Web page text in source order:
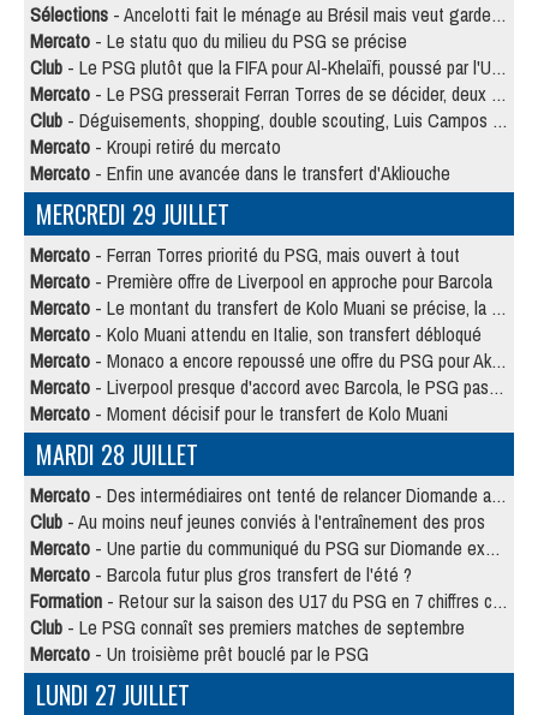
Sélections - Ancelotti fait le ménage au Brésil mais veut garder Marquinhos
Mercato - Le statu quo du milieu du PSG se précise
Club - Le PSG plutôt que la FIFA pour Al-Khelaïfi, poussé par l'UEFA ?
Mercato - Le PSG presserait Ferran Torres de se décider, deux pistes de secours
Club - Déguisements, shopping, double scouting, Luis Campos dévoile ses méthodes
Mercato - Kroupi retiré du mercato
Mercato - Enfin une avancée dans le transfert d'Akliouche
MERCREDI 29 JUILLET
Mercato - Ferran Torres priorité du PSG, mais ouvert à tout
Mercato - Première offre de Liverpool en approche pour Barcola
Mercato - Le montant du transfert de Kolo Muani se précise, la formule aussi
Mercato - Kolo Muani attendu en Italie, son transfert débloqué
Mercato - Monaco a encore repoussé une offre du PSG pour Akliouche
Mercato - Liverpool presque d'accord avec Barcola, le PSG pas du tout
Mercato - Moment décisif pour le transfert de Kolo Muani
MARDI 28 JUILLET
Mercato - Des intermédiaires ont tenté de relancer Diomande au PSG
Club - Au moins neuf jeunes conviés à l'entraînement des pros
Mercato - Une partie du communiqué du PSG sur Diomande expliquée
Mercato - Barcola futur plus gros transfert de l'été ?
Formation - Retour sur la saison des U17 du PSG en 7 chiffres clés
Club - Le PSG connaît ses premiers matches de septembre
Mercato - Un troisième prêt bouclé par le PSG
LUNDI 27 JUILLET